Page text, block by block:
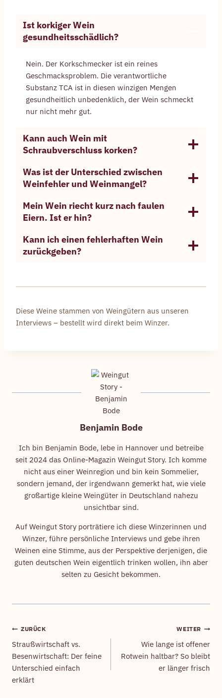
Ist korkiger Wein
gesundheitsschädlich?
Nein. Der Korkschmecker ist ein reines
Geschmacksproblem. Die verantwortliche
Substanz TCA ist in diesen winzigen Mengen
gesundheitlich unbedenklich, der Wein schmeckt
nur nicht mehr gut.
Kann auch Wein mit
Schraubverschluss korken?
Was ist der Unterschied zwischen
Weinfehler und Weinmangel?
Mein Wein riecht kurz nach faulen
Eiern. Ist er hin?
Kann ich einen fehlerhaften Wein
zurückgeben?
Diese Weine stammen von Weingütern aus unseren
Interviews – bestellt wird direkt beim Winzer.
Benjamin Bode
Ich bin Benjamin Bode, lebe in Hannover und betreibe
seit 2024 das Online-Magazin Weingut Story. Ich komme
nicht aus einer Weinregion und bin kein Sommelier,
sondern jemand, der irgendwann gemerkt hat, wie viele
großartige kleine Weingüter in Deutschland nahezu
unsichtbar sind.
Auf Weingut Story porträtiere ich diese Winzerinnen und
Winzer, führe persönliche Interviews und gebe ihren
Weinen eine Stimme, aus der Perspektive derjenigen, die
guten deutschen Wein eigentlich trinken wollen, ihn aber
selten zu Gesicht bekommen.
Beitragsnavigation
ZURÜCK
Straußwirtschaft vs.
Besenwirtschaft: Der feine
Unterschied einfach
erklärt
WEITER
Wie lange ist offener
Rotwein haltbar? So bleibt
er länger frisch